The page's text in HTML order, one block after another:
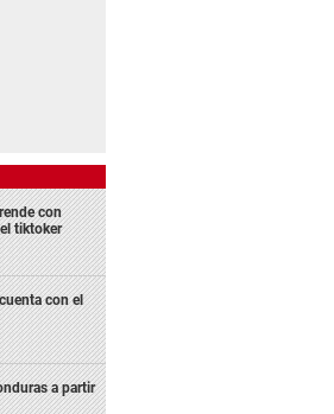
con
tiktoker
con el
a partir